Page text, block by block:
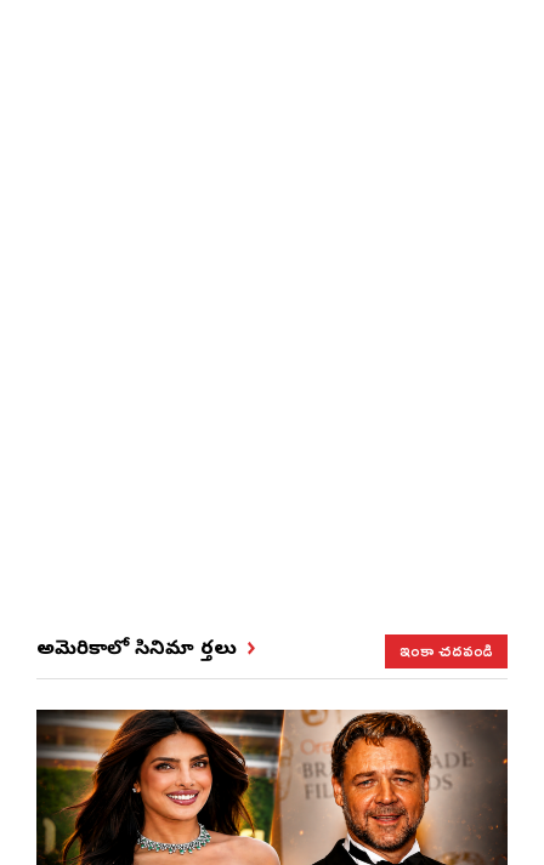
అమెరికాలో సినిమా వార్తలు ఇంకా చదవండి